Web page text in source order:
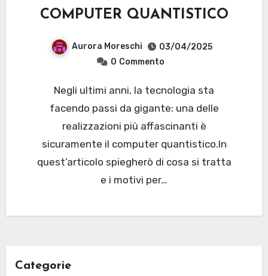
COMPUTER QUANTISTICO
Aurora Moreschi
03/04/2025
0 Commento
Negli ultimi anni, la tecnologia sta
facendo passi da gigante: una delle
realizzazioni più affascinanti è
sicuramente il computer quantistico.In
quest’articolo spiegherò di cosa si tratta
e i motivi per…
Categorie